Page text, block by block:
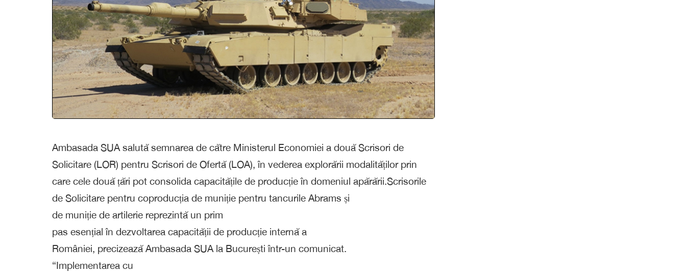
Ambasada SUA salută semnarea de către Ministerul Economiei a două Scrisori de
Solicitare (LOR) pentru Scrisori de Ofertă (LOA), în vederea explorării modalităților prin
care cele două țări pot consolida capacitățile de producție în domeniul apărării.Scrisorile
de Solicitare pentru coproducția de muniție pentru tancurile Abrams și
de muniție de artilerie reprezintă un prim
pas esențial în dezvoltarea capacității de producție internă a
României, precizează Ambasada SUA la București într-un comunicat.
“Implementarea cu